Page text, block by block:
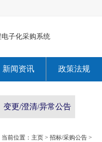
子化采购系统
新闻资讯 政策法规
变更/澄清/异常公告
当前位置： 主页 > 招标/采购公告 >